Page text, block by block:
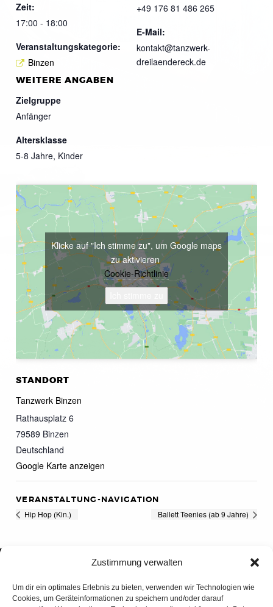
Zustimmung verwalten
Um dir ein optimales Erlebnis zu bieten, verwenden wir Technologien wie
Cookies, um Geräteinformationen zu speichern und/oder darauf
Zeit:
17:00 - 18:00
Veranstaltungskategorie:
Binzen
+49 176 81 486 265
E-Mail:
kontakt@tanzwerk-
dreilaendereck.de
WEITERE ANGABEN
Zielgruppe
Anfänger
Altersklasse
5-8 Jahre, Kinder
STANDORT
Tanzwerk Binzen
Rathausplatz 6
79589 Binzen
Deutschland
Google Karte anzeigen
Klicke auf "Ich stimme zu", um Google maps
zu aktivieren
Cookie-Richtlinie
VERANSTALTUNG-NAVIGATION
Hip Hop (Kin.) Ballett Teenies (ab 9 Jahre)